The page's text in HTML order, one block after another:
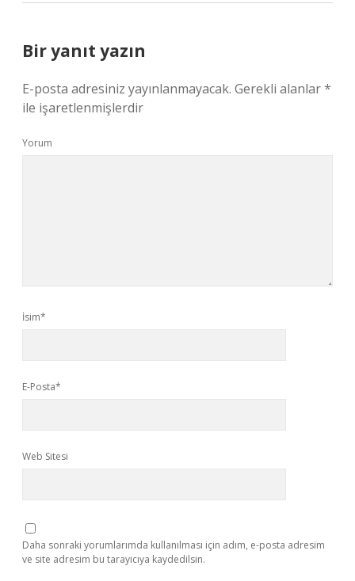
Bir yanıt yazın
E-posta adresiniz yayınlanmayacak. Gerekli alanlar*
ile işaretlenmişlerdir
Yorum
İsim*
E-Posta*
Web Sitesi
Daha sonraki yorumlarımda kullanılması için adım, e-posta adresim
ve site adresim bu tarayıcıya kaydedilsin.